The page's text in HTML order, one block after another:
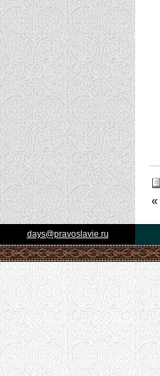
«
days@pravoslavie.ru